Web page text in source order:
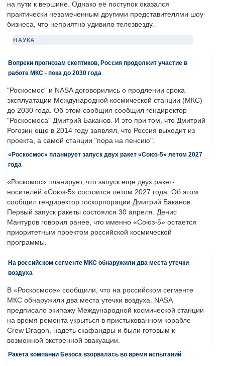
на пути к вершине. Однако её поступок оказался
практически незамеченным другими представителями шоу-
бизнеса, что неприятно удивило телезвезду.
НАУКА
Вопреки прогнозам скептиков, Россия продолжит участие в
работе МКС - пока до 2030 года
"Роскосмос" и NASA договорились о продлении срока
эксплуатации Международной космической станции (МКС)
до 2030 года. Об этом сообщил сообщил гендиректор
"Роскосмоса" Дмитрий Баканов. И это при том, что Дмитрий
Рогозин еще в 2014 году заявлял, что Россия выходит из
проекта, а самой станции "пора на пенсию".
«Роскосмос» планирует запуск двух ракет «Союз-5» летом 2027
года
«Роскомос» планирует, что запуск еще двух ракет-
носителей «Союз-5» состоится летом 2027 года. Об этом
сообщил гендиректор госкорпорации Дмитрий Баканов.
Первый запуск ракеты состоялся 30 апреля. Денис
Мантуров говорил ранее, что именно «Союз-5» остается
приоритетным проектом российской космической
программы.
На российском сегменте МКС обнаружили два места утечки
воздуха
В «Роскосмосе» сообщили, что на российском сегменте
МКС обнаружили два места утечки воздуха. NASA
предписало экипажу Международной космической станции
на время ремонта укрыться в пристыкованном корабле
Crew Dragon, надеть скафандры и были готовым к
возможной экстренной эвакуации.
Ракета компании Безоса взорвалась во время испытаний